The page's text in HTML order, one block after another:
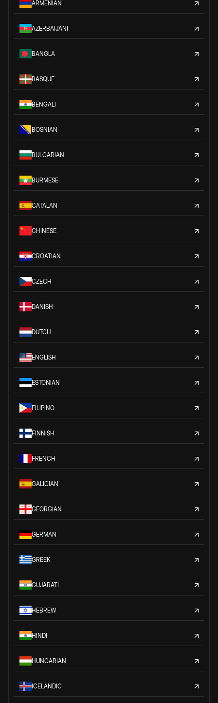
ARMENIAN
AZERBAIJANI
BANGLA
BASQUE
BENGALI
BOSNIAN
BULGARIAN
BURMESE
CATALAN
CHINESE
CROATIAN
CZECH
DANISH
DUTCH
ENGLISH
ESTONIAN
FILIPINO
FINNISH
FRENCH
GALICIAN
GEORGIAN
GERMAN
GREEK
GUJARATI
HEBREW
HINDI
HUNGARIAN
ICELANDIC